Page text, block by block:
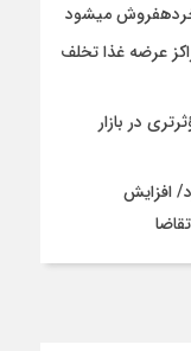
عرضه غذا تخلف
در بازار
افزایش